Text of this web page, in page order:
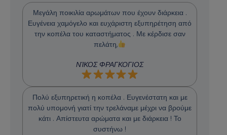
Μεγάλη ποικιλία αρωμάτων που έχουν διάρκεια .
Ευγένεια χαμόγελο και ευχάριστη εξυπηρέτηση από
την κοπέλα του καταστήματος . Με κέρδισε σαν
πελάτη,
ΝΊΚΟΣ ΦΡΑΓΚΟΓΙΟΣ
Πολύ εξυπηρετική η κοπέλα . Ευγενέστατη και με
πολύ υπομονή γιατί την τρελάναμε μέχρι να βρούμε
κάτι . Απίστευτα αρώματα και με διάρκεια ! Το
συστήνω !